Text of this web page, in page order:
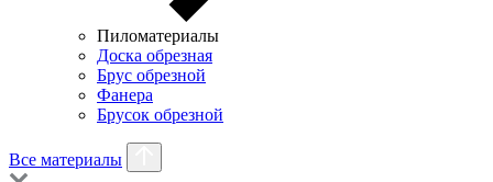
Пиломатериалы
Доска обрезная
Брус обрезной
Фанера
Брусок обрезной
Все материалы